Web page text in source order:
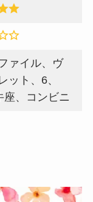
ァイル、ヴ
ット、6、
座、コンビニ